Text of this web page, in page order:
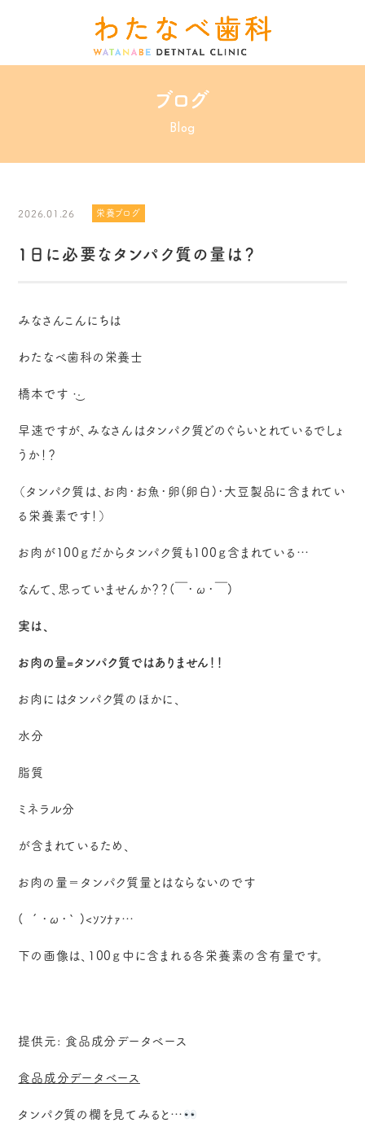
ブログ
Blog
2026.01.26 栄養ブログ
1日に必要なタンパク質の量は？
みなさんこんにちは
わたなべ歯科の栄養士
橋本です‪ ·͜·
早速ですが、みなさんはタンパク質どのぐらいとれているでしょ
うか！？
（タンパク質は、お肉･お魚･卵(卵白)･大豆製品に含まれてい
る栄養素です！）
お肉が100ｇだからタンパク質も100ｇ含まれている…
なんて、思っていませんか？？(￣･ω･￣)
実は、
お肉の量=タンパク質ではありません！！
お肉にはタンパク質のほかに、
水分
脂質
ミネラル分
が含まれているため、
お肉の量＝タンパク質量とはならないのです
( ´･ω･` )<ｿﾝﾅｧ…
下の画像は、100ｇ中に含まれる各栄養素の含有量です。
提供元: 食品成分データベース
食品成分データベース
タンパク質の欄を見てみると…